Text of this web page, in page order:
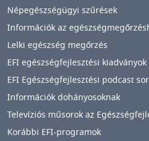
Népegészségügyi szűrések
Információk az
Lelki egészség megőrzés
EFI egészségfejlesztési kiadványok
EFI Egészségfejlesztési podcast
Információk dohányosoknak
Televíziós műsorok az
Korábbi EFI-programok